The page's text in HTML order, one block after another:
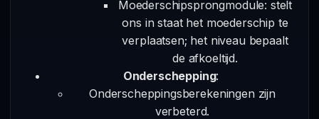
Moederschipsprongmodule: stelt
ons in staat het moederschip te
verplaatsen; het niveau bepaalt
de afkoeltijd.
Onderschepping:
Onderscheppingsberekeningen zijn
verbeterd.